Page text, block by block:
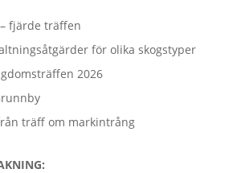
fjärde träffen
för olika skogstyper
2026
träff om markintrång